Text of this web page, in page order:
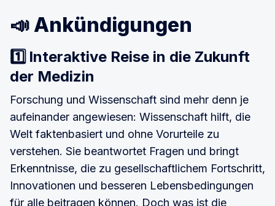
📣 Ankündigungen
1️⃣ Interaktive Reise in die Zukunft
der Medizin
Forschung und Wissenschaft sind mehr denn je
aufeinander angewiesen: Wissenschaft hilft, die
Welt faktenbasiert und ohne Vorurteile zu
verstehen. Sie beantwortet Fragen und bringt
Erkenntnisse, die zu gesellschaftlichem Fortschritt,
Innovationen und besseren Lebensbedingungen
für alle beitragen können. Doch was ist die